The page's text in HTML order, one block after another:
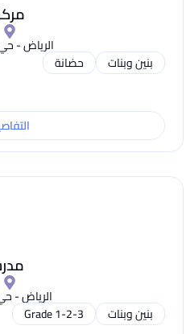
الرياض -
بنين وبنات
حضانة
الرياض -
بنين وبنات
Grade 1-2-3